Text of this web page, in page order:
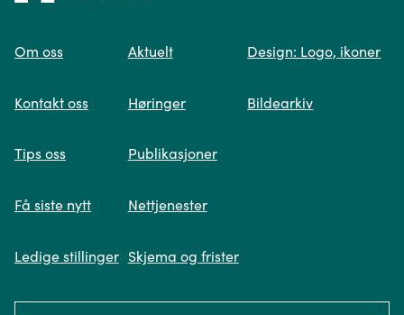
Spør oss
søk og viser deg vår mest relevante
forsiden
Om oss
Kontakt oss
Tips oss
Få siste nytt
Ledige stillinger
Aktuelt
Høringer
Publikasjoner
Nettjenester
Skjema og frister
Design: Logo, ikoner
Bildearkiv